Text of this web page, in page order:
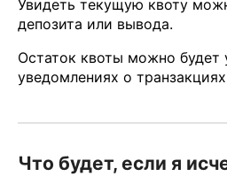
Увидеть текущую квоту
депозита или вывода.
Остаток квоты можно будет
уведомлениях о
Что будет, если я